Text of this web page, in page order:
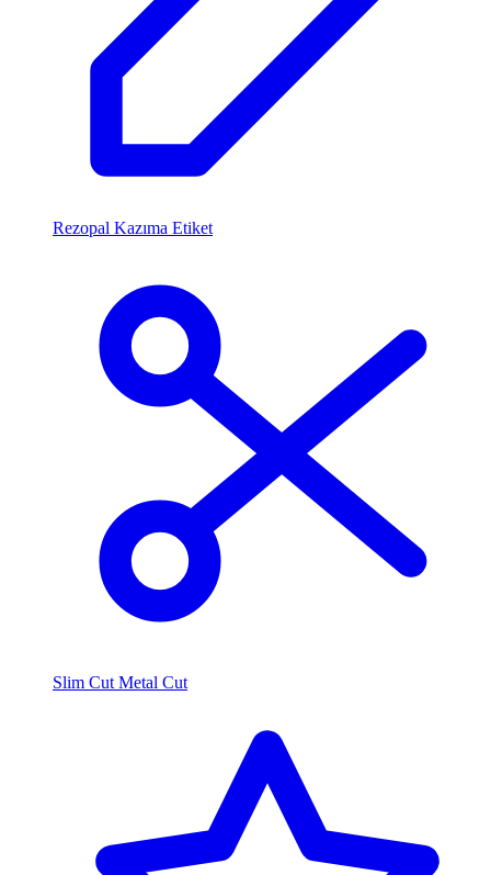
Rezopal Kazıma Etiket
Slim Cut Metal Cut